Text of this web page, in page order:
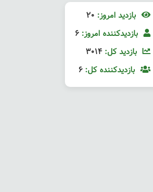
بازدید امروز:
بازدیدکننده امروز:
بازدید کل:
بازدیدکننده کل: